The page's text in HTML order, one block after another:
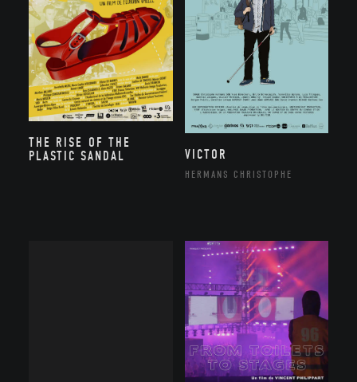
THE RISE OF THE
PLASTIC SANDAL
VICTOR
HERMANS CHRISTOPHE